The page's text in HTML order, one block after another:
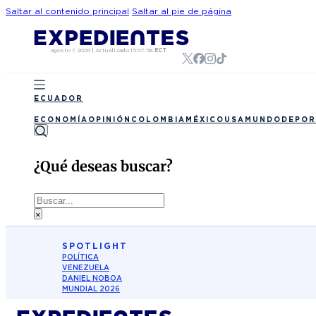
Saltar al contenido principal Saltar al pie de página
agosto 7, 2026 | Actualizado 15:07:58 ECT
ECUADOR
ECONOMÍA OPINIÓN COLOMBIA MÉXICO USA MUNDO
¿Qué deseas buscar?
Buscar
×
SPOTLIGHT
POLÍTICA
VENEZUELA
DANIEL NOBOA
MUNDIAL 2026